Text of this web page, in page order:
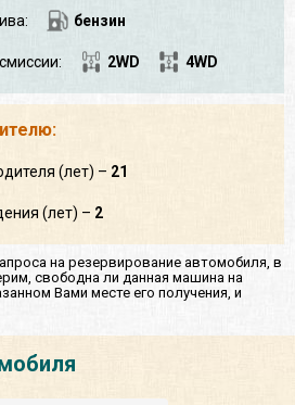
бензин
2WD 4WD
(лет) – 21
(лет) – 2
на резервирование автомобиля, в
свободна ли данная машина на
Вами месте его получения, и